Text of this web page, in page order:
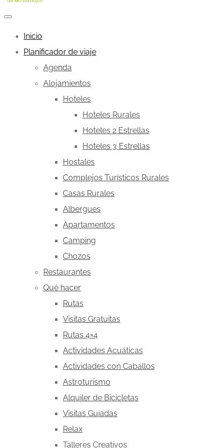
Inicio
Planificador de viaje
Agenda
Alojamientos
Hoteles
Hoteles Rurales
Hoteles 2 Estrellas
Hoteles 3 Estrellas
Hostales
Complejos Turísticos Rurales
Casas Rurales
Albergues
Apartamentos
Camping
Chozos
Restaurantes
Qué hacer
Rutas
Visitas Gratuitas
Rutas 4×4
Actividades Acuáticas
Actividades con Caballos
Astroturismo
Alquiler de Bicicletas
Visitas Guiadas
Relax
Talleres Creativos